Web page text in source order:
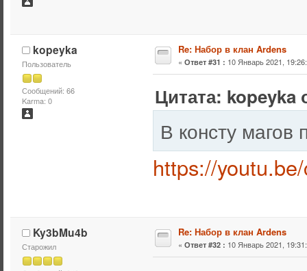
kopeyka
Пользователь
Сообщений: 66
Karma: 0
Re: Набор в клан Ardens
« Ответ #31 : 10 Январь 2021,
Цитата: kopeyka
В консту магов
https://
Ky3bMu4b
Старожил
Re: Набор в клан Ardens
« Ответ #32 : 10 Январь 2021,